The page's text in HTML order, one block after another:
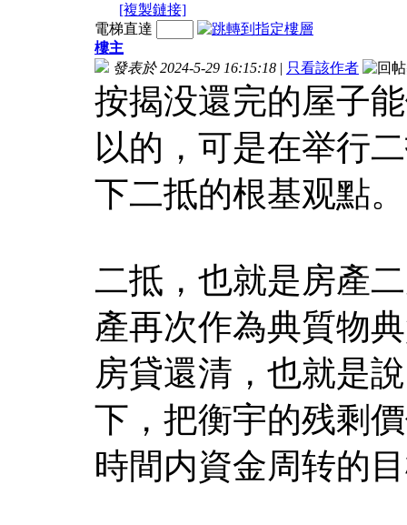
[複製鏈接]
電梯直達
樓主
發表於 2024-5-29 16:15:18 | 只看該作者
按揭没還完的屋子
以的，可是在举行
下二抵的根基观點。
二抵，也就是房產
產再次作為典質物
房貸還清，也就是
下，把衡宇的残剩
時間内資金周转的